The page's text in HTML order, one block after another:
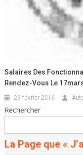
Salaires Des
Rendez-Vous Le
29 février 2016
Rechercher
La Page que «